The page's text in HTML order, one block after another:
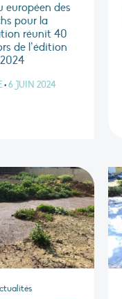
européen des
pour la
réunit 40
de l’édition
2024
•6 JUIN 2024